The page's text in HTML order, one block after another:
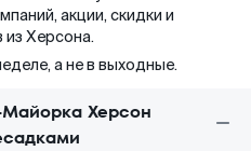
акции, скидки и
Херсона.
а не в выходные.
Херсон